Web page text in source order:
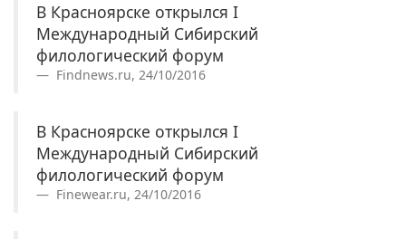
В Красноярске открылся I
Международный Сибирский
филологический форум
Findnews.ru, 24/10/2016
В Красноярске открылся I
Международный Сибирский
филологический форум
Finewear.ru, 24/10/2016